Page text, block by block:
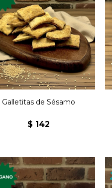
Galletas premium,
veganas, con semillas.
Nuevos sabores,
elaboradas
semillas.
Galletitas de Sésamo
$ 142